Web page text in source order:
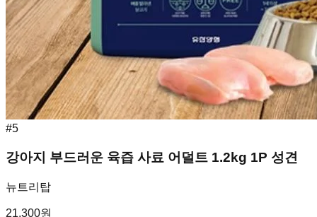
#5
강아지 부드러운 육즙 사료 어덜트 1.2kg 1P 성견
뉴트리탑
21,300원